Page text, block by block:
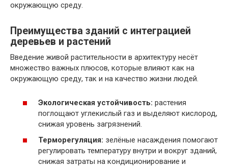
окружающую среду.
Преимущества зданий с интеграцией
деревьев и растений
Введение живой растительности в архитектуру несёт
множество важных плюсов, которые влияют как на
окружающую среду, так и на качество жизни людей.
Экологическая устойчивость: растения
поглощают углекислый газ и выделяют кислород,
снижая уровень загрязнений.
Терморегуляция: зелёные насаждения помогают
регулировать температуру внутри и вокруг зданий,
снижая затраты на кондиционирование и